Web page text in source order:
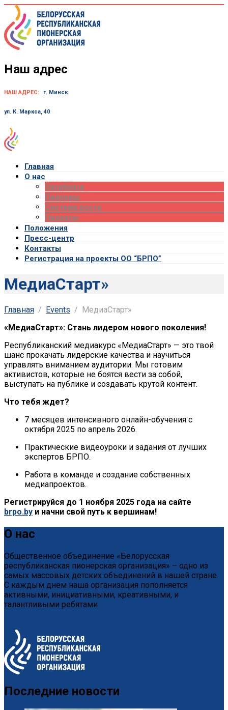
Skip
content
Наш адрес
НАШ АДРЕС: г. Минск
ул. К. Маркса, 40
Главная
О нас
Октябрята
Пионеры
Система роста
Проекты
Положения
Пресс-центр
Контакты
Регистрация на проекты ОО “БРПО”
МедиаСтарт»
Главная Events
МедиаСтарт»
«МедиаСтарт»: Стань лидером нового поколения!
Республиканский медиакурс «МедиаСтарт» — это твой
шанс прокачать лидерские качества и научиться
управлять вниманием аудитории. Мы готовим
активистов, которые не боятся вести за собой,
выступать на публике и создавать крутой контент.
Что тебя ждет?
7 месяцев интенсивного онлайн-обучения с
октября 2025 по апрель 2026.
Практические видеоуроки и задания от лучших
экспертов БРПО.
Работа в команде и создание собственных
медиапроектов.
Регистрируйся до 1 ноября 2025 года на сайте
brpo.by и начни свой путь к вершинам!
О нас
Общественное объединение «Белорусская
республиканская пионерская организация» – одно из
самых массовых детских объединений в нашей стране.
С каждым днем наша организация пополняется
активными, инициативными, креативными, и
талантливыми ребятами
Последние новости